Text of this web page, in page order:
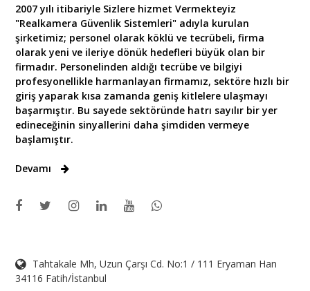
2007 yılı itibariyle Sizlere hizmet Vermekteyiz
"Realkamera Güvenlik Sistemleri" adıyla kurulan
şirketimiz; personel olarak köklü ve tecrübeli, firma
olarak yeni ve ileriye dönük hedefleri büyük olan bir
firmadır. Personelinden aldığı tecrübe ve bilgiyi
profesyonellikle harmanlayan firmamız, sektöre hızlı bir
giriş yaparak kısa zamanda geniş kitlelere ulaşmayı
başarmıştır. Bu sayede sektöründe hatrı sayılır bir yer
edineceğinin sinyallerini daha şimdiden vermeye
başlamıştır.
Devamı
Tahtakale Mh, Uzun Çarşı Cd. No:1 / 111 Eryaman Han
34116 Fatih/İstanbul